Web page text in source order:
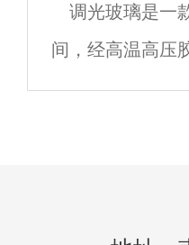
也就是说，
调光玻璃是一
间，经高温高压
新型特种光电玻